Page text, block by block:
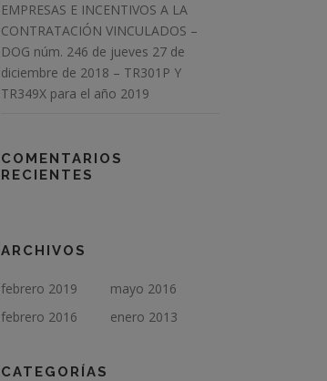
EMPRESAS E INCENTIVOS A LA
CONTRATACIÓN VINCULADOS –
DOG núm. 246 de jueves 27 de
diciembre de 2018 – TR301P Y
TR349X para el año 2019
COMENTARIOS
RECIENTES
ARCHIVOS
febrero 2019
mayo 2016
febrero 2016
enero 2013
CATEGORÍAS